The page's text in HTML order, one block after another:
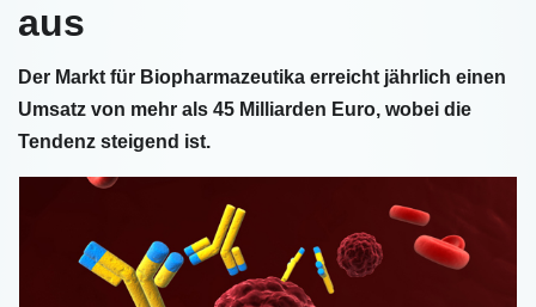
aus
Der Markt für Biopharmazeutika erreicht jährlich einen
Umsatz von mehr als 45 Milliarden Euro, wobei die
Tendenz steigend ist.